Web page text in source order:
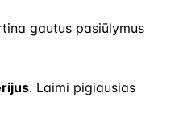
gautus pasiūlymus
. Laimi pigiausias